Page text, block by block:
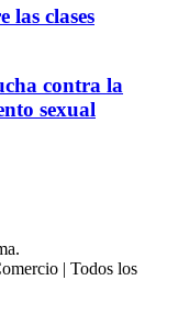
las clases
contra la
sexual
| Todos los